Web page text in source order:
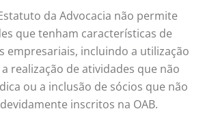
da Advocacia não permite
que tenham características de
empresariais, incluindo a utilização
realização de atividades que não
ou a inclusão de sócios que não
inscritos na OAB.